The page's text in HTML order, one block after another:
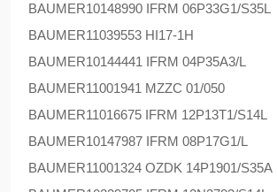
BAUMER10148990 IFRM 06P33G1/S35L
BAUMER11039553 HI17-1H
BAUMER10144441 IFRM 04P35A3/L
BAUMER11001941 MZZC 01/050
BAUMER11016675 IFRM 12P13T1/S14L
BAUMER10147987 IFRM 08P17G1/L
BAUMER11001324 OZDK 14P1901/S35A